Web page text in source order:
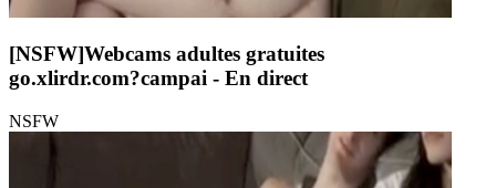
[NSFW]Webcams adultes gratuites
go.xlirdr.com?campai - En direct
NSFW